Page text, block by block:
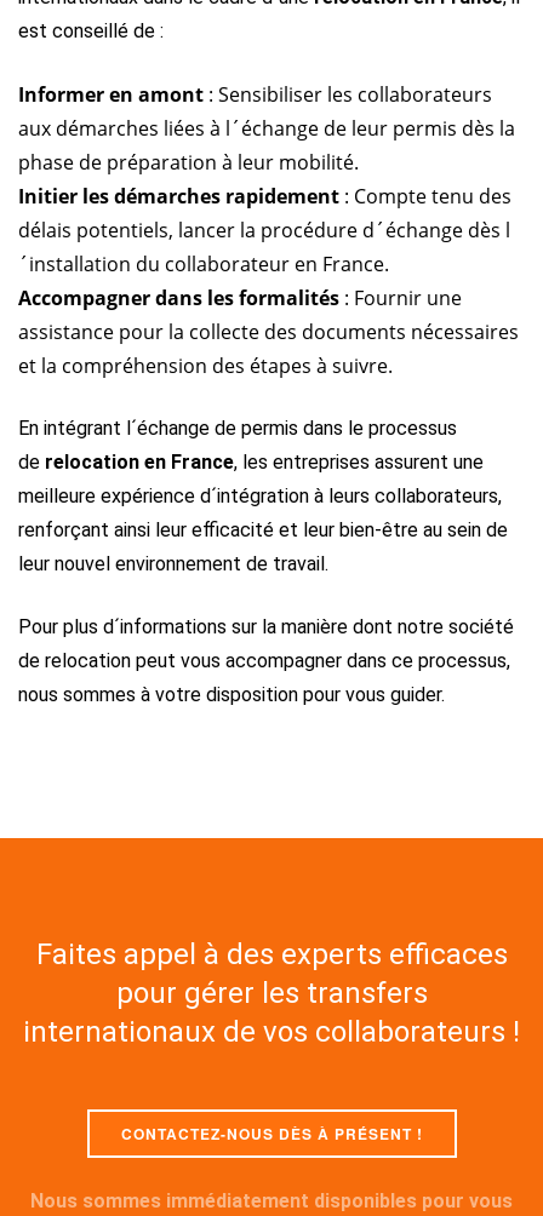
est conseillé de :
Informer en amont : Sensibiliser les collaborateurs
aux démarches liées à l´échange de leur permis dès la
phase de préparation à leur mobilité.
Initier les démarches rapidement : Compte tenu des
délais potentiels, lancer la procédure d´échange dès l
´installation du collaborateur en France.
Accompagner dans les formalités : Fournir une
assistance pour la collecte des documents nécessaires
et la compréhension des étapes à suivre.
En intégrant l´échange de permis dans le processus
de relocation en France, les entreprises assurent une
meilleure expérience d´intégration à leurs collaborateurs,
renforçant ainsi leur efficacité et leur bien-être au sein de
leur nouvel environnement de travail.
Pour plus d´informations sur la manière dont notre société
de relocation peut vous accompagner dans ce processus,
nous sommes à votre disposition pour vous guider.
Faites appel à des experts efficaces
pour gérer les transfers
internationaux de vos collaborateurs !
CONTACTEZ-NOUS DÈS À PRÉSENT !
Nous sommes immédiatement disponibles pour vous